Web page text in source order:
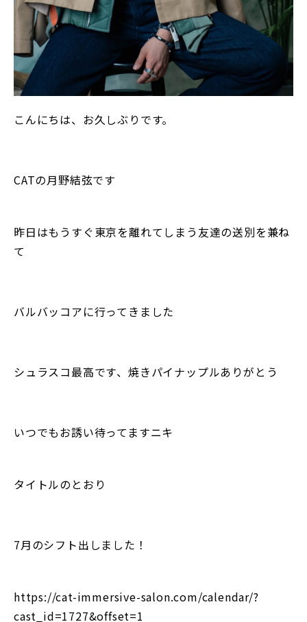
こんにちは、お久しぶりです。
CATの月野結弦です
昨日はもうすぐ東京を離れてしまう友達の送別を兼ね
て
バルバッコアに行ってきました
シュラスコ最高です、焼きパイナップルありがとう
いつでもお誘い待ってますニキ
タイトルのとおり
7月のシフト出しました！
https://cat-immersive-salon.com/calendar/?
cast_id=1727&offset=1